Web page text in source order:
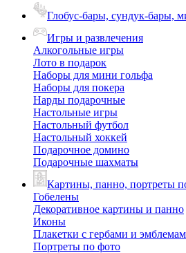
Глобус-бары, сундук-бары,
Игры и развлечения
Алкогольные игры
Лото в подарок
Наборы для мини гольфа
Наборы для покера
Нарды подарочные
Настольные игры
Настольный футбол
Настольный хоккей
Подарочное домино
Подарочные шахматы
Картины, панно, портреты
Гобелены
Декоративное картины и панно
Иконы
Плакетки с гербами и
Портреты по фото